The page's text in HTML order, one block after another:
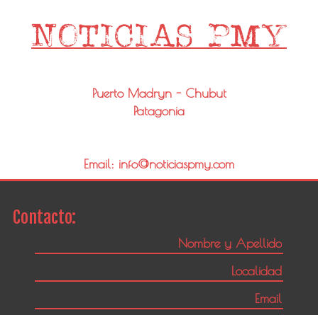
Puerto Madryn - Chubut
Patagonia
Email: info@noticiaspmy.com
Contacto: